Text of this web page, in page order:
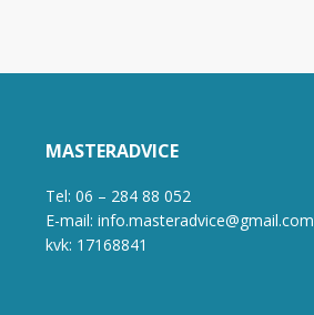
MASTERADVICE
Tel: 06 – 284 88 052
E-mail: info.masteradvice@gmail.com
kvk: 17168841